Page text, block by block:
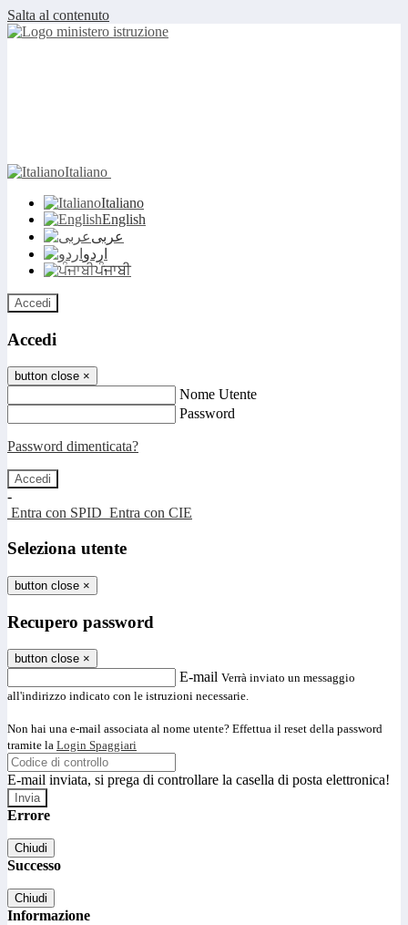
Salta al contenuto
Italiano
Italiano
English
عربى
اردو
ਪੰਜਾਬੀ
Accedi
Accedi
button close ×
Nome Utente
Password
Password dimenticata?
-
Entra con SPID Entra con CIE
Seleziona utente
button close ×
Recupero password
button close ×
E-mail Verrà inviato un messaggio
all'indirizzo indicato con le istruzioni necessarie.
Non hai una e-mail associata al nome utente? Effettua il reset della password
tramite la Login Spaggiari
E-mail inviata, si prega di controllare la casella di posta elettronica!
Errore
Chiudi
Successo
Chiudi
Informazione